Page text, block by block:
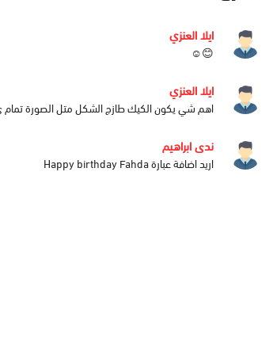
ايلا العنزي
😊☺️
ايلا العنزي
اهم شي يكون الكيك طازج الشكل متل الصورة
ندى ابراهيم
اريد اضافة عبارة Happy birthday Fahda